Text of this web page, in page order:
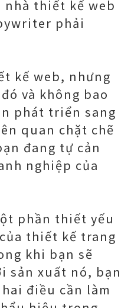
nhà thiết kế web
phải
kế web, nhưng
và không bao
phát triển sang
quan chặt chẽ
đang tự cản
nghiệp của
phần thiết yếu
thiết kế trang
khi bạn sẽ
sản xuất nó, bạn
điều cần làm